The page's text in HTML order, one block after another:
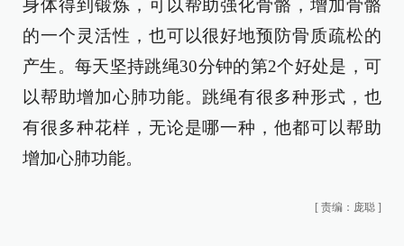
身体得到锻炼，可以帮助强化骨骼，增加骨骼
的一个灵活性，也可以很好地预防骨质疏松的
产生。每天坚持跳绳30分钟的第2个好处是，可
以帮助增加心肺功能。跳绳有很多种形式，也
有很多种花样，无论是哪一种，他都可以帮助
增加心肺功能。
[ 责编：庞聪 ]